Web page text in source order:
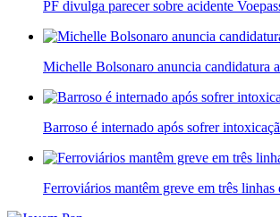
PF divulga parecer sobre acidente
Michelle Bolsonaro anuncia candidatura
Barroso é internado após sofrer
Ferroviários mantêm greve em três linhas